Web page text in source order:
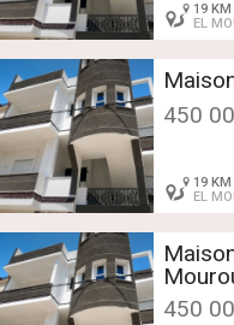
19 KM
EL
450
19 KM
EL
450